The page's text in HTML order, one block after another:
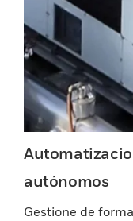
autónomos
Gestione de